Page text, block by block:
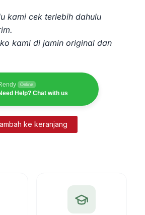
kami cek terlebih dahulu
kami di jamin original dan
Online
Help? Chat with us
ke keranjang